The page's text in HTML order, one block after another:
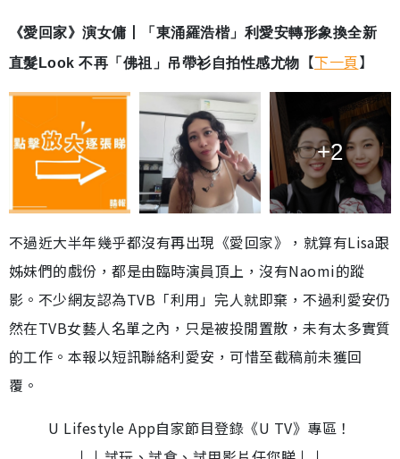
《愛回家》演女傭丨「東涌羅浩楷」利愛安轉形象換全新
直髮Look 不再「佛祖」吊帶衫自拍性感尤物
【下一頁】
+2
不過近大半年幾乎都沒有再出現《愛回家》，就算有Lisa跟
姊妹們的戲份，都是由臨時演員頂上，沒有Naomi的蹤
影。不少網友認為TVB「利用」完人就即棄，不過利愛安仍
然在TVB女藝人名單之內，只是被投閒置散，未有太多實質
的工作。本報以短訊聯絡利愛安，可惜至截稿前未獲回
覆。
U Lifestyle App自家節目登錄《U TV》專區！